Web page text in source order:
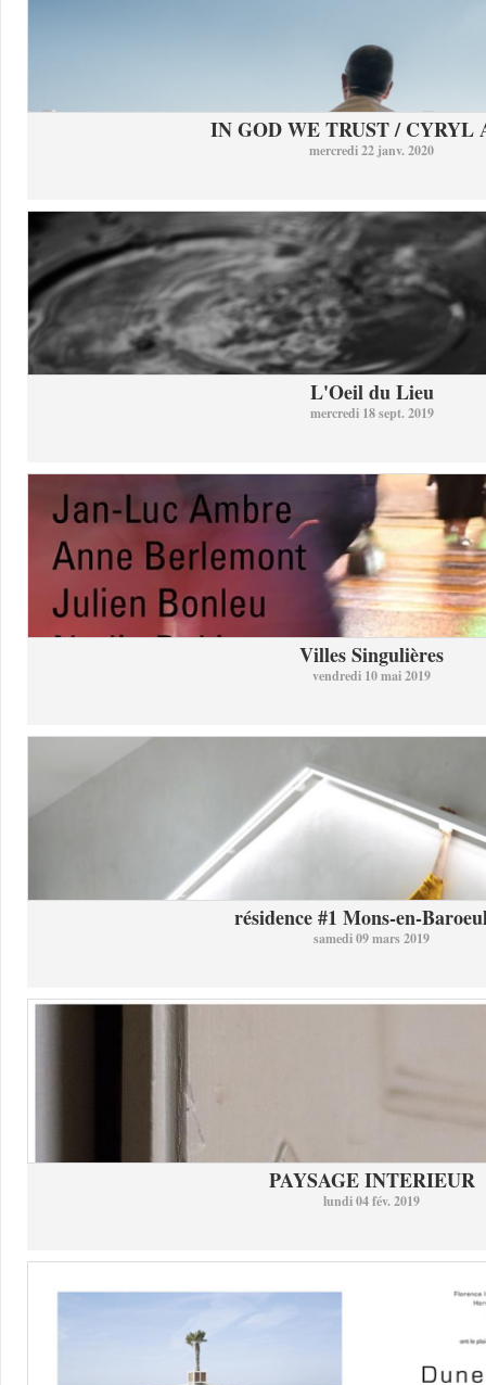
IN GOD WE TRUST / CYRYL
mercredi 22 janv. 2020
L'Oeil du Lieu
mercredi 18 sept. 2019
Villes Singulières
vendredi 10 mai 2019
résidence #1 Mons-en-
samedi 09 mars 2019
PAYSAGE INTERIEUR
lundi 04 fév. 2019